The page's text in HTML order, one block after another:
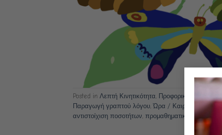
Posted in Λεπτή Κινητικότητα, Προφορικός Λόγος
Παραγωγή γραπτού λόγου,Ώρα / Καιρός /
αντιστοίχιση ποσοτήτων, προμαθηματικές δεξιότητες